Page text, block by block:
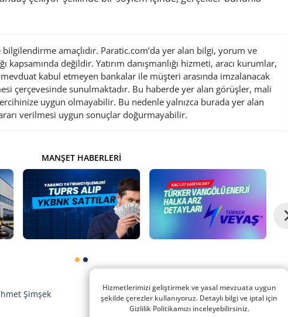
bilgilendirme amaçlıdır. Paratic.com’da yer alan bilgi, yorum ve
kapsamında değildir. Yatırım danışmanlığı hizmeti, aracı kurumlar,
kabul etmeyen bankalar ile müşteri arasında imzalanacak
çerçevesinde sunulmaktadır. Bu haberde yer alan görüşler, mali
uygun olmayabilir. Bu nedenle yalnızca burada yer alan
verilmesi uygun sonuçlar doğurmayabilir.
MANŞET HABERLERI
Şimşek
Hizmetlerimizi geliştirmek ve yasal mevzuata uygun
şekilde çerezler kullanıyoruz. Detaylı bilgi ve iptal için
Gizlilik Politikamızı inceleyebilirsiniz.